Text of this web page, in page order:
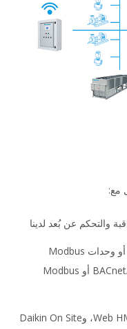
BAS/BMS العام من خلال BACnet أو وحدات Modbus
النمطية، استناداً إلى بروتوكولات BACnet/IP أو Modbus
HMI المضمّن، وRemote HMI، وWeb HMI، وDaikin On Site